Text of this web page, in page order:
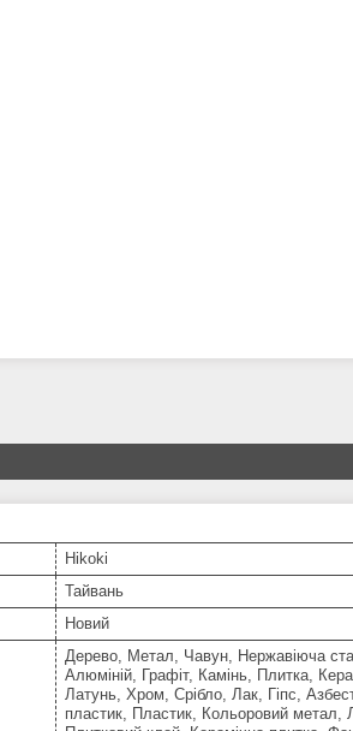
Hikoki
Тайвань
Новий
Дерево, Метал, Чавун, Нержавіюча
Алюміній, Графіт, Камінь, Плитка,
Латунь, Хром, Срібло, Лак, Гіпс,
пластик, Пластик, Кольоровий метал,